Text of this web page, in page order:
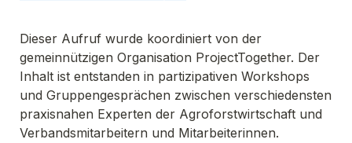
Dieser Aufruf wurde koordiniert von der
gemeinnützigen Organisation ProjectTogether. Der
Inhalt ist entstanden in partizipativen Workshops
und Gruppengesprächen zwischen verschiedensten
praxisnahen Experten der Agroforstwirtschaft und
Verbandsmitarbeitern und Mitarbeiterinnen.